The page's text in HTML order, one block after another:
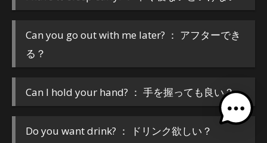
Can you go out with me later? ： アフターでき
る？
Can I hold your hand? ： 手を握っても良い？
Do you want drink? ： ドリンク欲しい？